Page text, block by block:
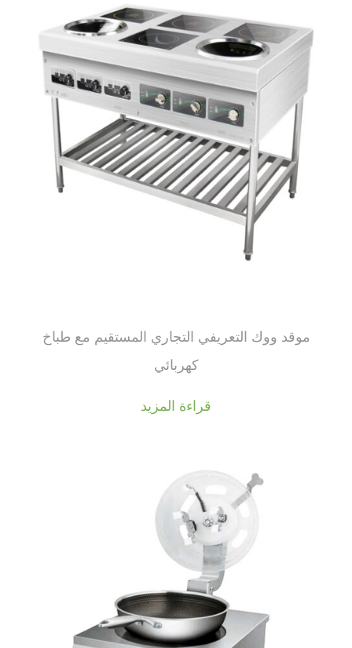
موقد ووك التعريفي التجاري المستقيم مع طباخ
كهربائي
قراءة المزيد